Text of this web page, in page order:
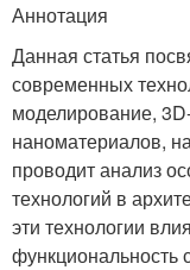
Аннотация
Данная статья
современных
моделирование,
наноматериалов,
проводит анализ
технологий в
эти технологии
функциональность